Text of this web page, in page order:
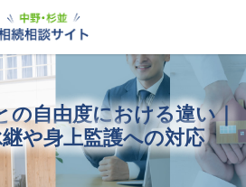
の自由度における違い｜
や身上監護への対応